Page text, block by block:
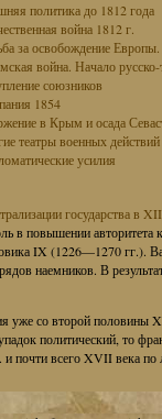
политика до 1812 года
война 1812 г.
за освобождение
война. Начало
союзников
1854
в Крым и осада
театры военных действий
усилия
государства в
в повышении авторитета
IX (1226—1270 гг.).
наемников. В
уже со второй половины
политический, то
почти всего XVII века по